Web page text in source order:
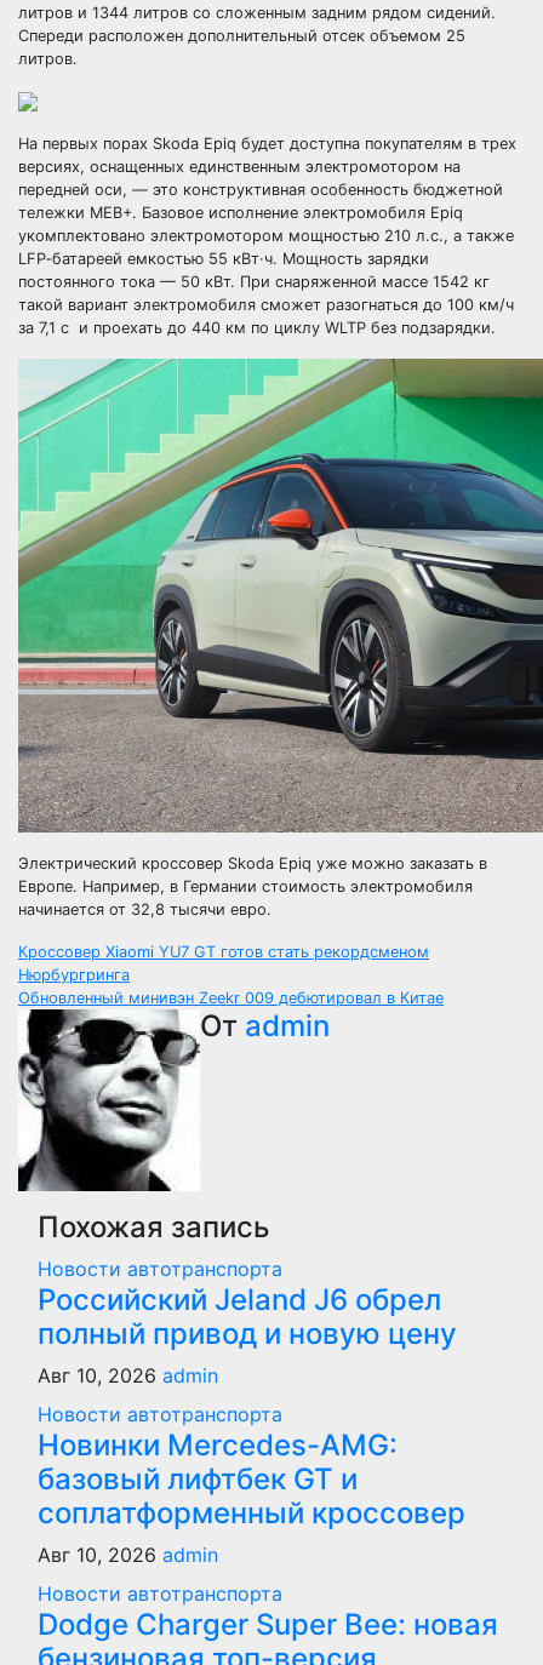
литров и 1344 литров со сложенным задним рядом сидений.
Спереди расположен дополнительный отсек объемом 25
литров.
На первых порах Skoda Epiq будет доступна покупателям в трех
версиях, оснащенных единственным электромотором на
передней оси, — это конструктивная особенность бюджетной
тележки MEB+. Базовое исполнение электромобиля Epiq
укомплектовано электромотором мощностью 210 л.с., а также
LFP‑батареей емкостью 55 кВт·ч. Мощность зарядки
постоянного тока — 50 кВт. При снаряженной массе 1542 кг
такой вариант электромобиля сможет разогнаться до 100 км/ч
за 7,1 с и проехать до 440 км по циклу WLTP без подзарядки.
Электрический кроссовер Skoda Epiq уже можно заказать в
Европе. Например, в Германии стоимость электромобиля
начинается от 32,8 тысячи евро.
Навигация
по
записям
Кроссовер Xiaomi YU7 GT готов стать рекордсменом
Нюрбургринга
Обновленный минивэн Zeekr 009 дебютировал в Китае
От admin
Похожая запись
Новости автотранспорта
Российский Jeland J6 обрел
полный привод и новую цену
Авг 10, 2026 admin
Новости автотранспорта
Новинки Mercedes-AMG:
базовый лифтбек GT и
соплатформенный кроссовер
Авг 10, 2026 admin
Новости автотранспорта
Dodge Charger Super Bee: новая
бензиновая топ-версия